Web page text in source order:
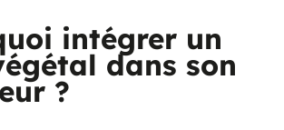
intégrer un
dans son
?